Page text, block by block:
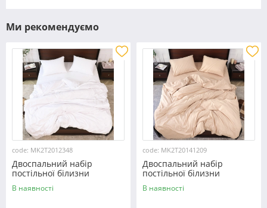
Ми рекомендуємо
code: MK2T2012348
Двоспальний набір
постільної білизни
180*220 із мікрофібри
№2012348 Черешенка™
В наявності
code: MK2T20141209
Двоспальний набір
постільної білизни
180*220 із мікрофібри
№20141209 Черешенка™
В наявності